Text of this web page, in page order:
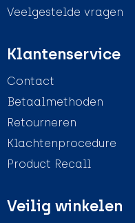
Veelgestelde vragen
Klantenservice
Contact
Betaalmethoden
Retourneren
Klachtenprocedure
Product Recall
Veilig winkelen